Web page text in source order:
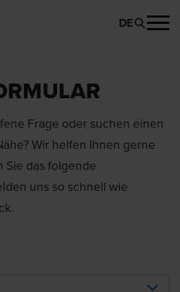
DE
Frage oder suchen einen
Wir helfen Ihnen gerne
Sie das folgende
uns so schnell wie